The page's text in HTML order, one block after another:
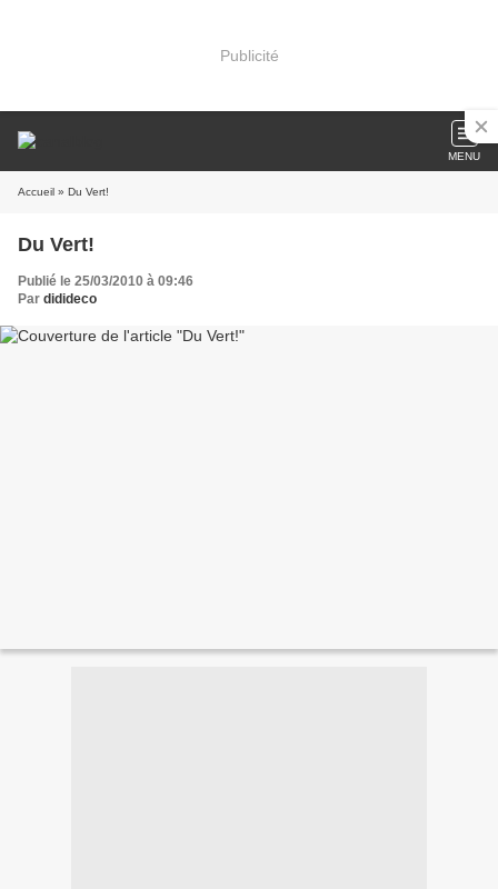
Publicité
MENU
Accueil » Du Vert!
Du Vert!
Publié le 25/03/2010 à 09:46
Par didideco